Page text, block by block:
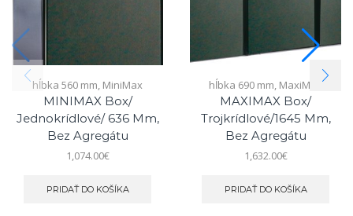
hĺbka 560 mm, MiniMax
MINIMAX Box/
Jednokrídlové/ 636 Mm,
Bez Agregátu
1,074.00€
PRIDAŤ DO KOŠÍKA
hĺbka 690 mm, MaxiMax
MAXIMAX Box/
Trojkrídlové/1645 Mm,
Bez Agregátu
1,632.00€
PRIDAŤ DO KOŠÍKA